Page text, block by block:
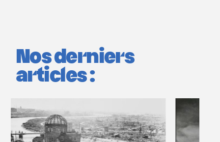
Nos derniers
articles :